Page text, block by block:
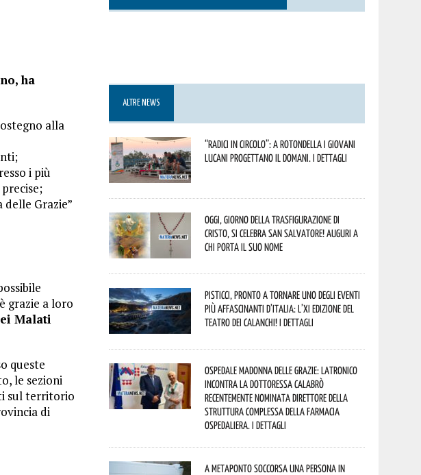
ha
alla
i più
Grazie”
grazie a loro
Malati
queste
le sezioni
sul territorio
di
ALTRE NEWS
“Radici in Circolo”: a Rotondella i giovani
lucani progettano il domani. I dettagli
Oggi, giorno della Trasfigurazione di
Cristo, si celebra San Salvatore! Auguri a
chi porta il suo nome
Pisticci, pronto a tornare uno degli eventi
più affascinanti d’Italia: l’XI edizione del
Teatro dei Calanchi! I dettagli
Ospedale Madonna delle Grazie: Latronico
incontra la dottoressa Calabrò
recentemente nominata Direttore della
Struttura Complessa della Farmacia
Ospedaliera. I dettagli
A Metaponto soccorsa una persona in